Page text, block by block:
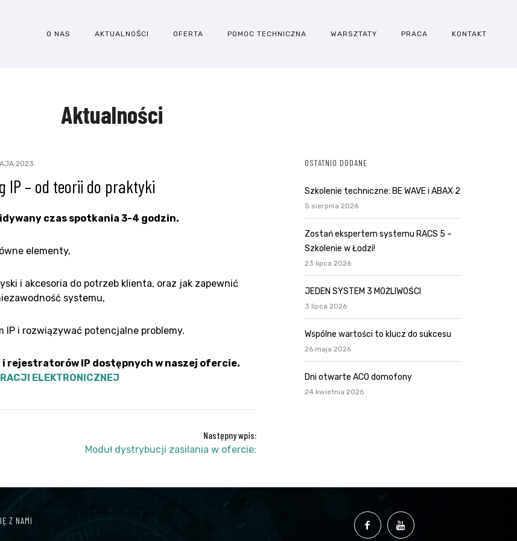
O NAS AKTUALNOŚCI OFERTA POMOC TECHNICZNA WARSZTATY PRACA KONTAKT
Aktualności
2023
IP – od teorii do praktyki
czas spotkania 3-4 godzin.
elementy,
i akcesoria do potrzeb klienta, oraz jak zapewnić
systemu,
i rozwiązywać potencjalne problemy.
rejestratorów IP dostępnych w naszej ofercie.
ELEKTRONICZNEJ
Następny wpis:
Moduł dystrybucji zasilania w ofercie:
OSTATNIO DODANE
Szkolenie techniczne: BE WAVE i ABAX 2
5 sierpnia 2026
Zostań ekspertem systemu RACS 5 –
Szkolenie w Łodzi!
23 lipca 2026
JEDEN SYSTEM 3 MOŻLIWOŚCI
3 lipca 2026
Wspólne wartości to klucz do sukcesu
26 maja 2026
Dni otwarte ACO domofony
24 kwietnia 2026
Z NAMI